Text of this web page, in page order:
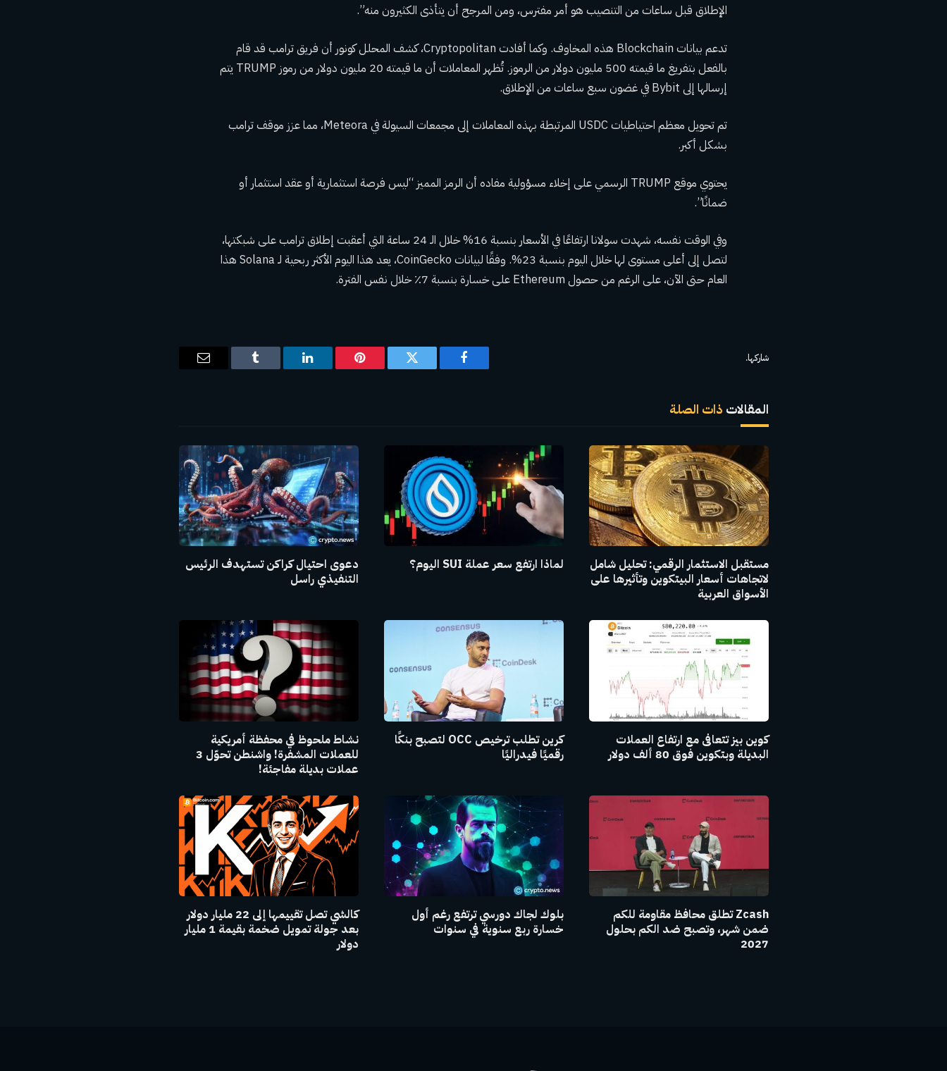
الإطلاق قبل ساعات من التنصيب هو أمر مفترس، ومن المرجح أن يتأذى الكثيرون منه”.
تدعم بيانات Blockchain هذه المخاوف. وكما أفادت Cryptopolitan، كشف المحلل كونور أن فريق ترامب قد قام
بالفعل بتفريغ ما قيمته 500 مليون دولار من الرموز. تُظهر المعاملات أن ما قيمته 20 مليون دولار من رموز TRUMP يتم
إرسالها إلى Bybit في غضون سبع ساعات من الإطلاق.
تم تحويل معظم احتياطيات USDC المرتبطة بهذه المعاملات إلى مجمعات السيولة في Meteora، مما عزز موقف ترامب
بشكل أكبر.
يحتوي موقع TRUMP الرسمي على إخلاء مسؤولية مفاده أن الرمز المميز “ليس فرصة استثمارية أو عقد استثمار أو
ضمانًا”.
وفي الوقت نفسه، شهدت سولانا ارتفاعًا في الأسعار بنسبة 16% خلال الـ 24 ساعة التي أعقبت إطلاق ترامب على شبكتها،
لتصل إلى أعلى مستوى لها خلال اليوم بنسبة 23%. وفقًا لبيانات CoinGecko، يعد هذا اليوم الأكثر ربحية لـ Solana هذا
العام حتى الآن، على الرغم من حصول Ethereum على خسارة بنسبة 7٪ خلال نفس الفترة.
شاركها.
فيسبوك تويتر بينتيريستلينكدإن Tumblr
البريد
المقالات ذات الصلة
مستقبل الاستثمار الرقمي: تحليل شامل
لاتجاهات أسعار البيتكوين وتأثيرها على
الأسواق العربية
لماذا ارتفع سعر عملة SUI اليوم؟
دعوى احتيال كراكن تستهدف الرئيس
التنفيذي راسل
كوين بيز تتعافى مع ارتفاع العملات
البديلة وبتكوين فوق 80 ألف دولار
كرين تطلب ترخيص OCC لتصبح بنكًا
رقميًا فيدراليًا
نشاط ملحوظ في محفظة أمريكية
للعملات المشفرة! واشنطن تحوّل 3
عملات بديلة مفاجئة!
Zcash تطلق محافظ مقاومة للكم
ضمن شهر، وتصبح ضد الكم بحلول
2027
بلوك لجاك دورسي ترتفع رغم أول
خسارة ربع سنوية في سنوات
كالشي تصل تقييمها إلى 22 مليار دولار
بعد جولة تمويل ضخمة بقيمة 1 مليار
دولار